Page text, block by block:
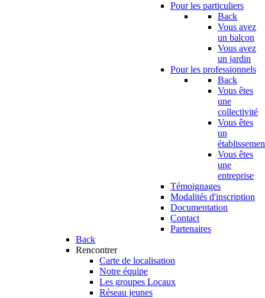
Pour les particuliers
Back
Vous avez
un balcon
Vous avez
un jardin
Pour les professionnels
Back
Vous êtes
une
collectivité
Vous êtes
un
Vous êtes
une
entreprise
Témoignages
Modalités d'inscription
Documentation
Contact
Partenaires
Back
Rencontrer
Carte de localisation
Notre équipe
Les groupes Locaux
Réseau jeunes